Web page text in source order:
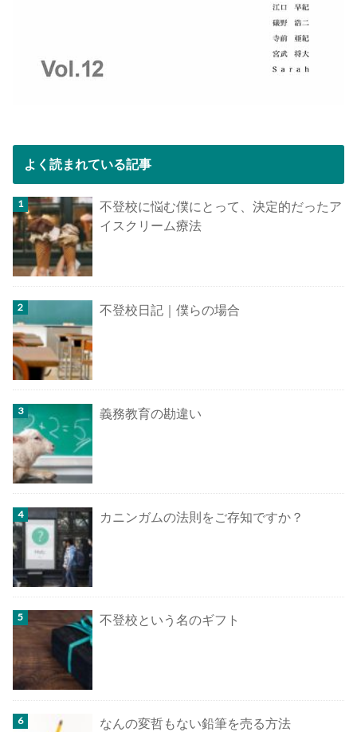
よく読まれている記事
不登校に悩む僕にとって、決定的だったア
イスクリーム療法
不登校日記｜僕らの場合
義務教育の勘違い
カニンガムの法則をご存知ですか？
不登校という名のギフト
なんの変哲もない鉛筆を売る方法